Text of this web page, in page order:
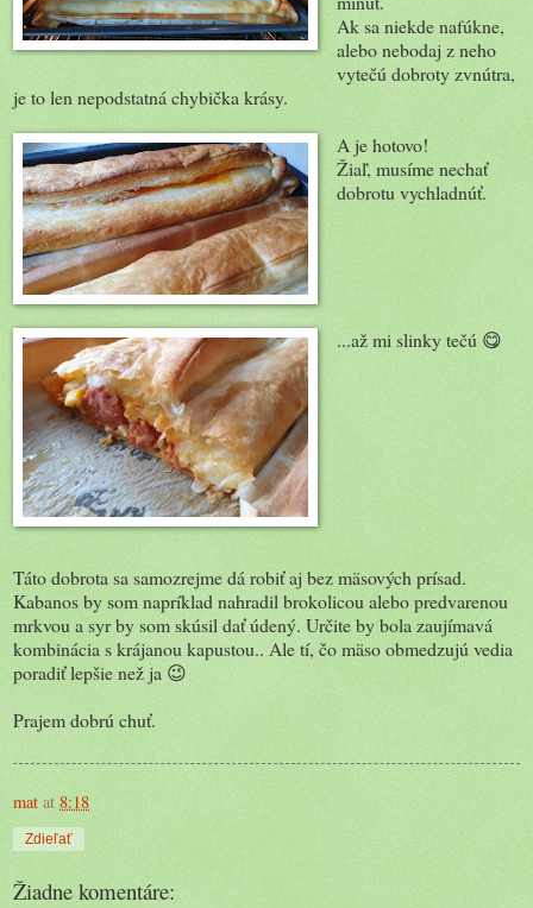
Ak sa niekde nafúkne,
alebo nebodaj z neho
vytečú dobroty zvnútra,
je to len nepodstatná chybička krásy.
A je hotovo!
Žiaľ, musíme nechať
dobrotu vychladnúť.
...až mi slinky tečú 😋
Táto dobrota sa samozrejme dá robiť aj bez mäsových prísad.
Kabanos by som napríklad nahradil brokolicou alebo predvarenou
mrkvou a syr by som skúsil dať údený. Určite by bola zaujímavá
kombinácia s krájanou kapustou.. Ale tí, čo mäso obmedzujú vedia
poradiť lepšie než ja 😉
Prajem dobrú chuť.
mat at 8:18
Zdieľať
Žiadne komentáre: